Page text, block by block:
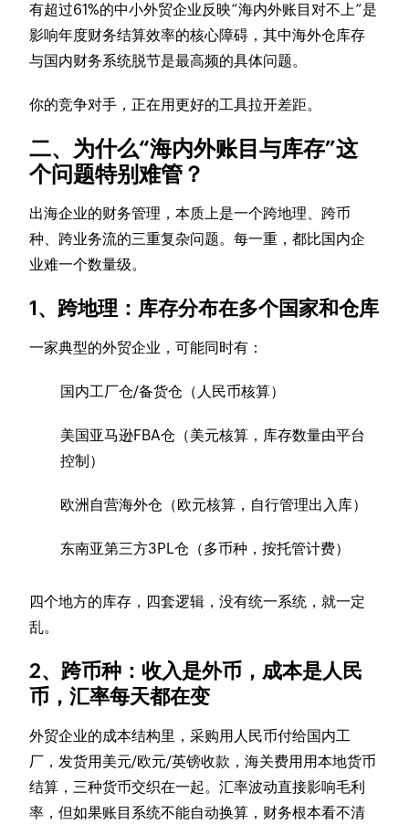
有超过61%的中小外贸企业反映“海内外账目对不上”是
影响年度财务结算效率的核心障碍，其中海外仓库存
与国内财务系统脱节是最高频的具体问题。
你的竞争对手，正在用更好的工具拉开差距。
二、为什么“海内外账目与库存”这
个问题特别难管？
出海企业的财务管理，本质上是一个跨地理、跨币
种、跨业务流的三重复杂问题。每一重，都比国内企
业难一个数量级。
1、跨地理：库存分布在多个国家和仓库
一家典型的外贸企业，可能同时有：
国内工厂仓/备货仓（人民币核算）
美国亚马逊FBA仓（美元核算，库存数量由平台
控制）
欧洲自营海外仓（欧元核算，自行管理出入库）
东南亚第三方3PL仓（多币种，按托管计费）
四个地方的库存，四套逻辑，没有统一系统，就一定
乱。
2、跨币种：收入是外币，成本是人民
币，汇率每天都在变
外贸企业的成本结构里，采购用人民币付给国内工
厂，发货用美元/欧元/英镑收款，海关费用用本地货币
结算，三种货币交织在一起。汇率波动直接影响毛利
率，但如果账目系统不能自动换算，财务根本看不清